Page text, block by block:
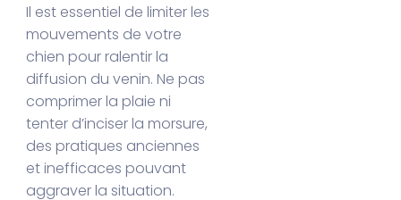
Il est essentiel de limiter les
mouvements de votre
chien pour ralentir la
diffusion du venin. Ne pas
comprimer la plaie ni
tenter d’inciser la morsure,
des pratiques anciennes
et inefficaces pouvant
aggraver la situation.